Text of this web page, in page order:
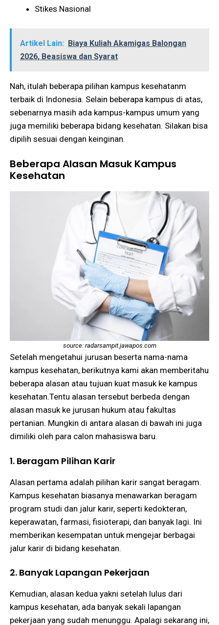
Stikes Nasional
Artikel Lain: Biaya Kuliah Akamigas Balongan
2026, Beasiswa dan Syarat
Nah, itulah beberapa pilihan kampus kesehatanm
terbaik di Indonesia. Selain beberapa kampus di atas,
sebenarnya masih ada kampus-kampus umum yang
juga memiliki beberapa bidang kesehatan. Silakan bisa
dipilih sesuai dengan keinginan.
Beberapa Alasan Masuk Kampus
Kesehatan
source: radarsampit.jawapos.com
Setelah mengetahui jurusan beserta nama-nama
kampus kesehatan, berikutnya kami akan memberitahu
beberapa alasan atau tujuan kuat masuk ke kampus
kesehatan.Tentu alasan tersebut berbeda dengan
alasan masuk ke jurusan hukum atau fakultas
pertanian. Mungkin di antara alasan di bawah ini juga
dimiliki oleh para calon mahasiswa baru.
1. Beragam Pilihan Karir
Alasan pertama adalah pilihan karir sangat beragam.
Kampus kesehatan biasanya menawarkan beragam
program studi dan jalur karir, seperti kedokteran,
keperawatan, farmasi, fisioterapi, dan banyak lagi. Ini
memberikan kesempatan untuk mengejar berbagai
jalur karir di bidang kesehatan.
2. Banyak Lapangan Pekerjaan
Kemudian, alasan kedua yakni setelah lulus dari
kampus kesehatan, ada banyak sekali lapangan
pekerjaan yang sudah menunggu. Apalagi sekarang ini,